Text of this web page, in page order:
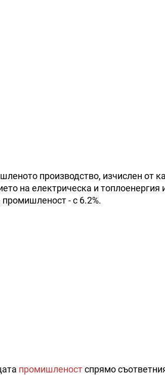
производство, изчислен от
на електрическа и
- с 6.2%.
промишленостспрямо